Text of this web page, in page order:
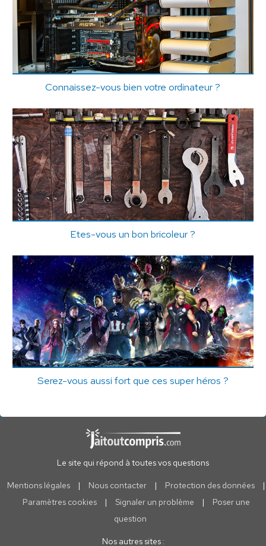
Connaissez-vous bien votre ordinateur ?
Etes-vous un bon bricoleur ?
Serez-vous aussi fort que ces super héros ?
Le site qui répond à toutes vos questions
Mentions légales | Nous contacter | Protection des données
|
Paramètres cookies
| Signaler un problème |
Poser une
question
Nos autres sites :